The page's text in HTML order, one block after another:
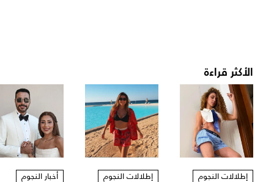
الأكثر قراءة
إطلالات النجوم إطلالات النجوم أخبار النجوم